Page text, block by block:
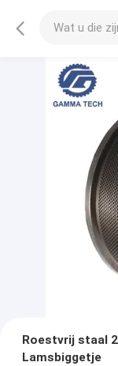
Roestvrij staal
Lamsbiggetje